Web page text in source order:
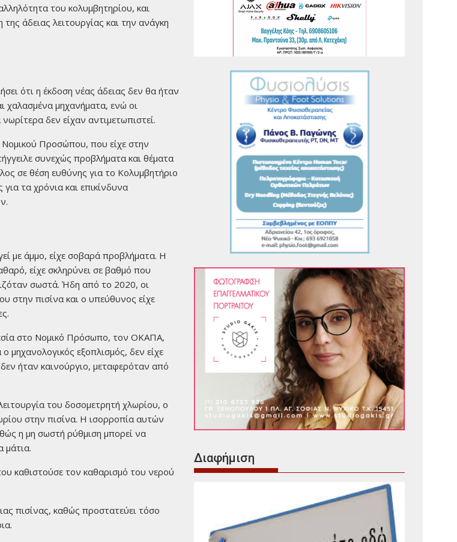
του κολυμβητηρίου, και
άδειας λειτουργίας και την ανάγκη
ότι η έκδοση νέας άδειας δεν θα ήταν
χαλασμένα μηχανήματα, ενώ οι
δεν είχαν αντιμετωπιστεί.
Νομικού Προσώπου, που είχε στην
συνεχώς προβλήματα και θέματα
σε θέση ευθύνης για το Κολυμβητήριο
τα χρόνια και επικίνδυνα
με άμμο, είχε σοβαρά προβλήματα. Η
είχε σκληρύνει σε βαθμό που
σωστά. Ήδη από το 2020, οι
στην πισίνα και ο υπεύθυνος είχε
στο Νομικό Πρόσωπο, τον ΟΚΑΠΑ,
μηχανολογικός εξοπλισμός, δεν είχε
ήταν καινούργιο, μεταφερόταν από
του δοσομετρητή χλωρίου, ο
στην πισίνα. Η ισορροπία αυτών
η μη σωστή ρύθμιση μπορεί να
μάτια.
καθιστούσε τον καθαρισμό του νερού
πισίνας, καθώς προστατεύει τόσο
Διαφήμιση